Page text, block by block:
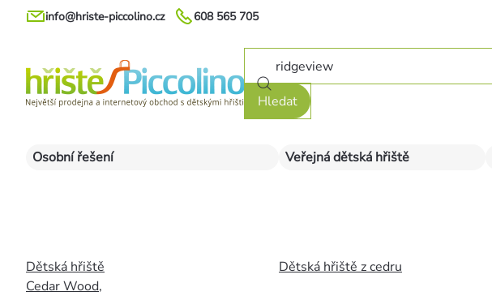
Přejít
608 565 705
info@hriste-piccolino.cz
Hledat
Osobní řešení
Dětská hřiště
Cedar Wood,
Veřejná dětská hřiště
Dětská hřiště z cedru